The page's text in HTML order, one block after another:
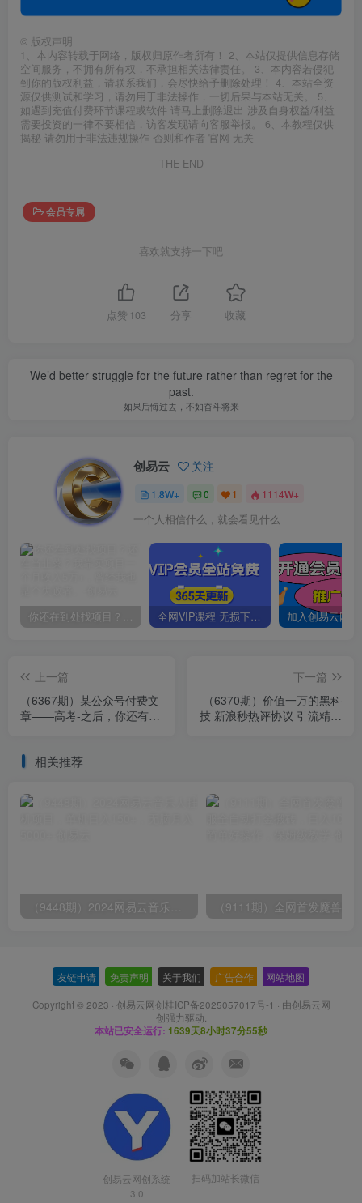
© 版权声明
1、本内容转载于网络，版权归原作者所有！ 2、本站仅提供信息存储
空间服务，不拥有所有权，不承担相关法律责任。 3、本内容若侵犯
到你的版权利益，请联系我们，会尽快给予删除处理！ 4、本站全资
源仅供测试和学习，请勿用于非法操作，一切后果与本站无关。 5、
如遇到充值付费环节课程或软件 请马上删除退出 涉及自身权益/利益
需要投资的一律不要相信，访客发现请向客服举报。 6、本教程仅供
揭秘 请勿用于非法违规操作 否则和作者 官网 无关
THE END
会员专属
喜欢就支持一下吧
点赞 103 分享 收藏
We’d better struggle for the future rather than regret for the
past.
如果后悔过去，不如奋斗将来
创易云 关注
1.8W+ 0 1 1114W+
一个人相信什么，就会看见什么
你还在到处找项目？还在当韭菜？我靠卖项目一个月收入5万+，曾经我也是个失败者。 全网VIP课程 无损下载~
上一篇
（6367期）某公众号付费文
章——高考-之后，你还有一
下一篇
（6370期）价值一万的黑科
技 新浪秒热评协议 引流精准
相关推荐
友链申请 免责声明 关于我们 广告合作 网站地图
Copyright © 2023 · 创易云网创桂ICP备2025057017号-1 · 由创易云网
创强力驱动.
本站已安全运行: 1639天8小时37分55秒
创易云网创系统
3.0
扫码加站长微信